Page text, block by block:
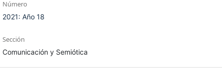
Número
2021: Año 18
Sección
Comunicación y Semiótica